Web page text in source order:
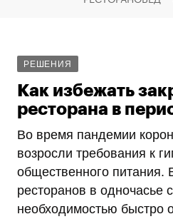
РЕШЕНИЯ
Как избежать
ресторана в
Во время пандемии
возросли требования к
общественного
ресторанов в одночасье
необходимостью быстро